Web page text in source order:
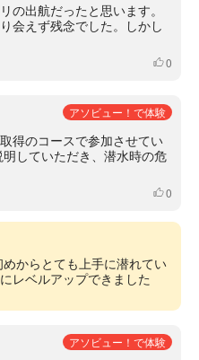
の出航だったと思います。
会えず残念でした。しかし
いいね
0
アソビュー！で体験
得のコースで参加させてい
していただき、潜水時の危
いいね
0
からとても上手に潜れてい
レベルアップできました
アソビュー！で体験